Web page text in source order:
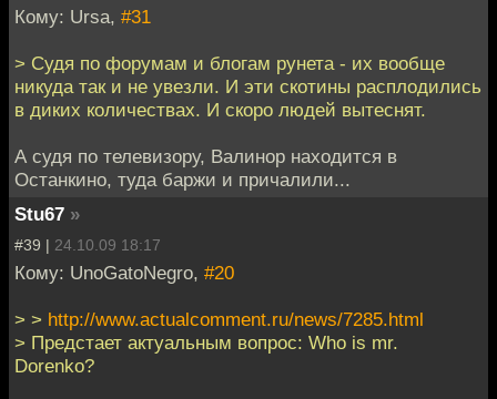
Кому: Ursa, #31
> Судя по форумам и блогам рунета - их вообще
никуда так и не увезли. И эти скотины расплодились
в диких количествах. И скоро людей вытеснят.
А судя по телевизору, Валинор находится в
Останкино, туда баржи и причалили...
Stu67 »
#39 | 24.10.09 18:17
Кому: UnoGatoNegro, #20
> > http://www.actualcomment.ru/news/7285.html
> Предстает актуальным вопрос: Who is mr.
Dorenko?